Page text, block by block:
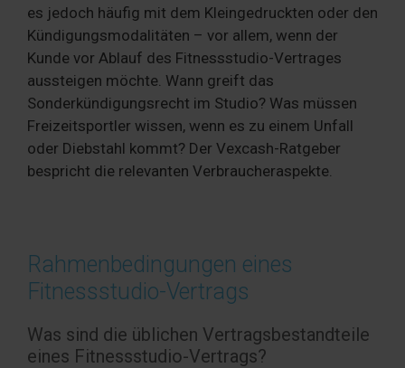
es jedoch häufig mit dem Kleingedruckten oder den
Kündigungsmodalitäten – vor allem, wenn der
Kunde vor Ablauf des Fitnessstudio-Vertrages
aussteigen möchte. Wann greift das
Sonderkündigungsrecht im Studio? Was müssen
Freizeitsportler wissen, wenn es zu einem Unfall
oder Diebstahl kommt? Der Vexcash-Ratgeber
bespricht die relevanten Verbraucheraspekte.
Rahmenbedingungen eines
Fitnessstudio-Vertrags
Was sind die üblichen Vertragsbestandteile
eines Fitnessstudio-Vertrags?